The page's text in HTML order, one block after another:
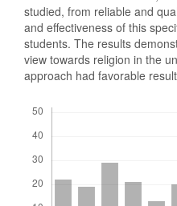
studied, from reliable and
and effectiveness of this
students. The results
view towards religion in the
approach had favorable